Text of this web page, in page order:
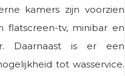
kamers zijn voorzien
flatscreen-tv, minibar en
Daarnaast is er een
tot wasservice.